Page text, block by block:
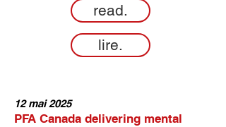
read.
lire.
12 mai 2025
PFA Canada delivering mental